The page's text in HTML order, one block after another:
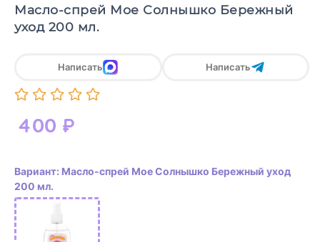
Масло-спрей Мое Солнышко Бережный
уход 200 мл.
400 ₽
Написать Написать
Вариант: Масло-спрей Мое Солнышко Бережный уход
200 мл.